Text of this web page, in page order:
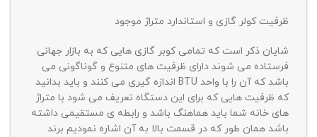
ظرفیت کولر گازی و استاندارد متراژ موجود
شایان ذکر است که تمامی کوبر گازی هایی که به بازار جهانی
فرستاده می شوند دارای ظرفیت های متنوع و گوناگونی می
باشد که آن را با واحد BTU اندازه گیری می کنند و باید بدانید
که ظرفیت هایی که برای این دستگاه تعریف می شود با متراژ
های خانه شما باید هماهنگ باشد و رابطه ی مستقیمی داشته
باشد همان طور که در قسمت بالا به آن اشاره نمودیم برند